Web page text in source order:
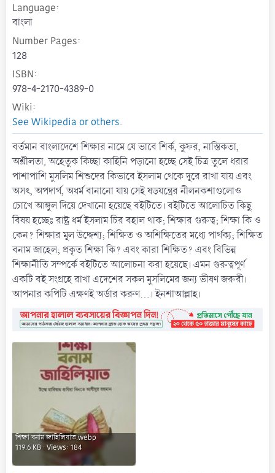
Language
বাংলা
Number Pages
128
ISBN
978-4-2170-4389-0
Wiki
See Wikipedia or others.
বর্তমান বাংলাদেশে শিক্ষার নামে যে ভাবে শির্ক, কুফর, নাস্তিকতা,
অশ্লীলতা, অহেতুক কিচ্ছা কাহিনি পড়ানো হচ্ছে সেই চিত্র তুলে ধরার
পাশাপাশি মুসলিম শিশুদের কিভাবে ইসলাম থেকে দূরে রাখা যায় এবং
অসৎ, অপদার্থ, অধর্ম বানানো যায় সেই ষড়যন্ত্রের নীলনকশাগুলোও
চোখে আঙ্গুল দিয়ে দেখানো হয়েছে বইটিতে। বইটিতে আলোচিত কিছু
বিষয় হচ্ছেঃ রাষ্ট্র ধর্ম ইসলাম চির বহাল থাক; শিক্ষার গুরুত্ব; শিক্ষা কি ও
কেন? শিক্ষার মূল উদ্দেশ্য; শিক্ষিত ও অশিক্ষিতের মধ্যে পার্থক্য; শিক্ষিত
বনাম জাহেল; প্রকৃত শিক্ষা কি? এবং কারা শিক্ষিত? এবং বিভিন্ন
শিক্ষানীতি সম্পর্কে বইটিতে আলোচনা করা হয়েছে। এমন গুরুত্বপূর্ণ
একটি বই সংগ্রহে রাখা এদেশের সকল মুসলিমের জন্য ভীষণ জরুরী।
আপনার কপিটি এক্ষণই অর্ডার করুণ…। ইনশাআল্লাহ।
শিক্ষা বনাম জাহিলিয়াত.webp
119.6 KB · Views: 184